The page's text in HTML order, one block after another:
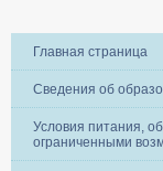
Главная страница
Сведения об
Условия питания,
ограниченными